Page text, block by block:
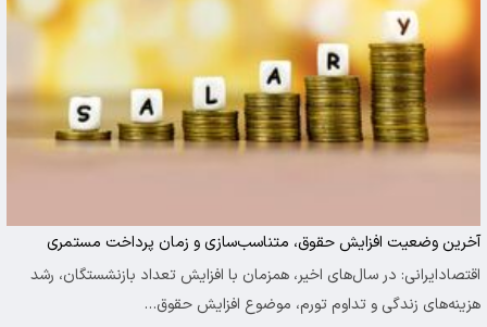
آخرین وضعیت افزایش حقوق، متناسب‌سازی و زمان پرداخت مستمری
اقتصادایرانی: در سال‌های اخیر، همزمان با افزایش تعداد بازنشستگان، رشد
هزینه‌های زندگی و تداوم تورم، موضوع افزایش حقوق…